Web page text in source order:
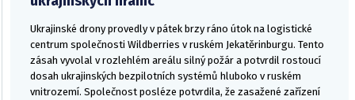
Ukrajinské drony provedly v pátek brzy ráno útok na logistické
centrum společnosti Wildberries v ruském Jekatěrinburgu. Tento
zásah vyvolal v rozlehlém areálu silný požár a potvrdil rostoucí
dosah ukrajinských bezpilotních systémů hluboko v ruském
vnitrozemí. Společnost posléze potvrdila, že zasažené zařízení